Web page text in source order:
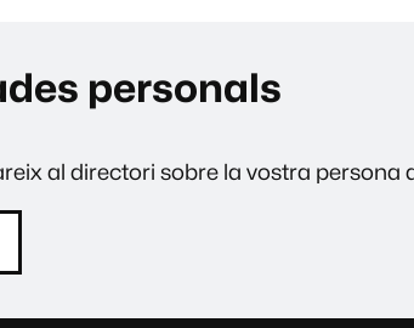
personals
al directori sobre la vostra persona